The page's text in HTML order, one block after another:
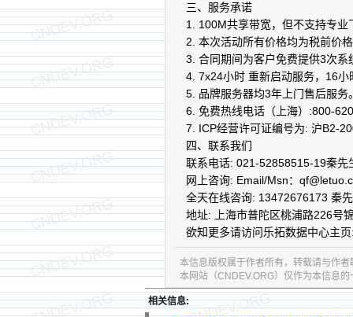
三、服务承诺
1. 100M共享带宽，但不支持专
2. 本次活动所有价格均为税前价
3. 合同期间为客户免费提供3次系
4. 7x24小时 重新启动服务，16小
5. 品牌服务器均3年上门售后服务
6. 免费热线电话（上海）:800-
7. ICP经营许可证编号为: 沪B2-
四、联系我们
联系电话: 021-52858515-19秦先
网上咨询: Email/Msn：
全天在线咨询: 13472676173 秦
地址: 上海市普陀区桃浦路226号
欲知更多请访问乐拓数据中心主
本信息版权属于作者所有，转载请与作
本网站（CNDEV.ORG）仅作为本信息
相关信息: